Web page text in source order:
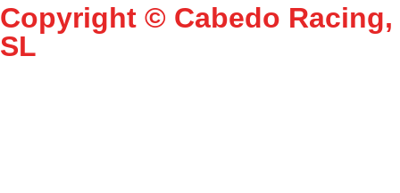
Copyright © Cabedo Racing,
SL